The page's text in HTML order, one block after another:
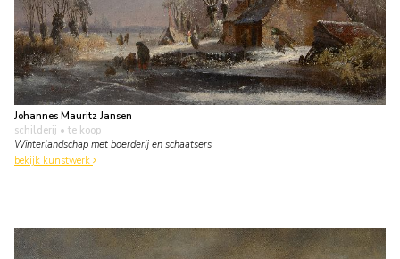
Johannes Mauritz Jansen
schilderij • te koop
Winterlandschap met boerderij en schaatsers
bekijk kunstwerk